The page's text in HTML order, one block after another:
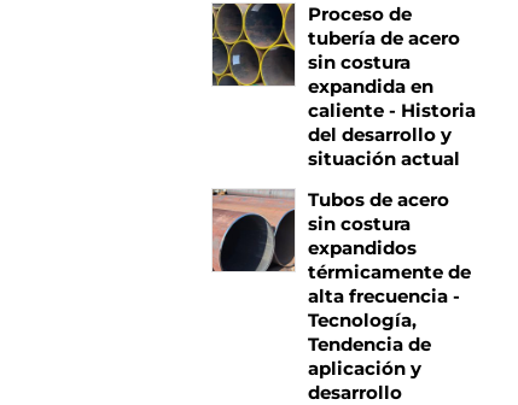
Proceso de
tubería de acero
sin costura
expandida en
caliente - Historia
del desarrollo y
situación actual
Tubos de acero
sin costura
expandidos
térmicamente de
alta frecuencia -
Tecnología,
Tendencia de
aplicación y
desarrollo